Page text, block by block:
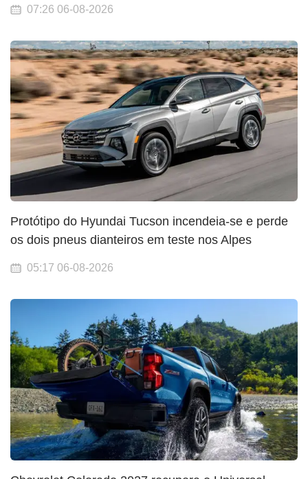
07:26 06-08-2026
Protótipo do Hyundai Tucson incendeia-se e perde
os dois pneus dianteiros em teste nos Alpes
05:17 06-08-2026